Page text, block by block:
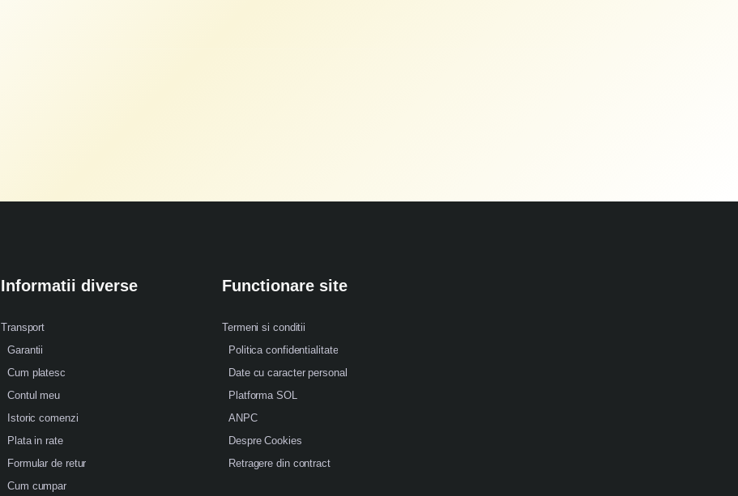
Informatii diverse
Transport
Garantii
Cum platesc
Contul meu
Istoric comenzi
Plata in rate
Formular de retur
Cum cumpar
Functionare site
Termeni si conditii
Politica confidentialitate
Date cu caracter personal
Platforma SOL
ANPC
Despre Cookies
Retragere din contract